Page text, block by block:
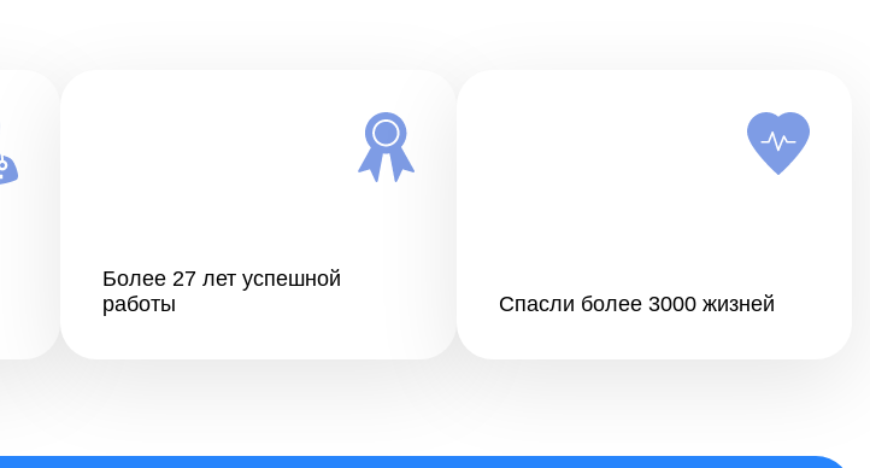
Более 27 лет успешной
работы
Спасли более 3000 жизней